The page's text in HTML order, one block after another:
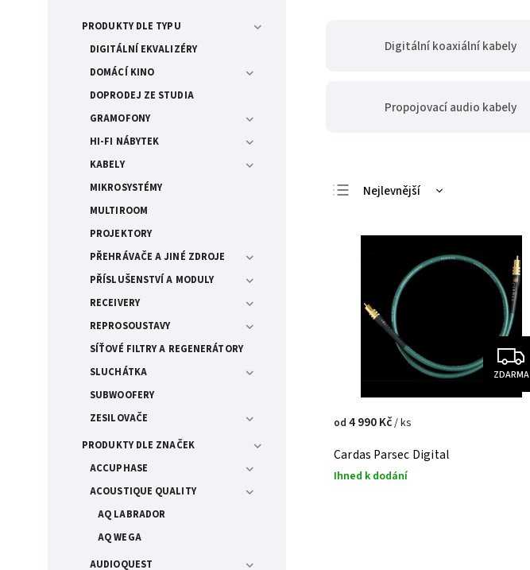
PRODUKTY DLE TYPU
DIGITÁLNÍ EKVALIZÉRY
DOMÁCÍ KINO
DOPRODEJ ZE STUDIA
GRAMOFONY
HI-FI NÁBYTEK
KABELY
MIKROSYSTÉMY
MULTIROOM
PROJEKTORY
PŘEHRÁVAČE A JINÉ ZDROJE
PŘÍSLUŠENSTVÍ A MODULY
RECEIVERY
REPROSOUSTAVY
SÍŤOVÉ FILTRY A REGENERÁTORY
SLUCHÁTKA
SUBWOOFERY
ZESILOVAČE
PRODUKTY DLE ZNAČEK
ACCUPHASE
ACOUSTIQUE QUALITY
AQ LABRADOR
AQ WEGA
AUDIOQUEST
Digitální koaxiální kabely
Propojovací audio kabely
Nejlevnější
Abecedně
ZDARMA
Cardas Parsec Digital
Ihned k dodání
od 4 990 Kč/ ks